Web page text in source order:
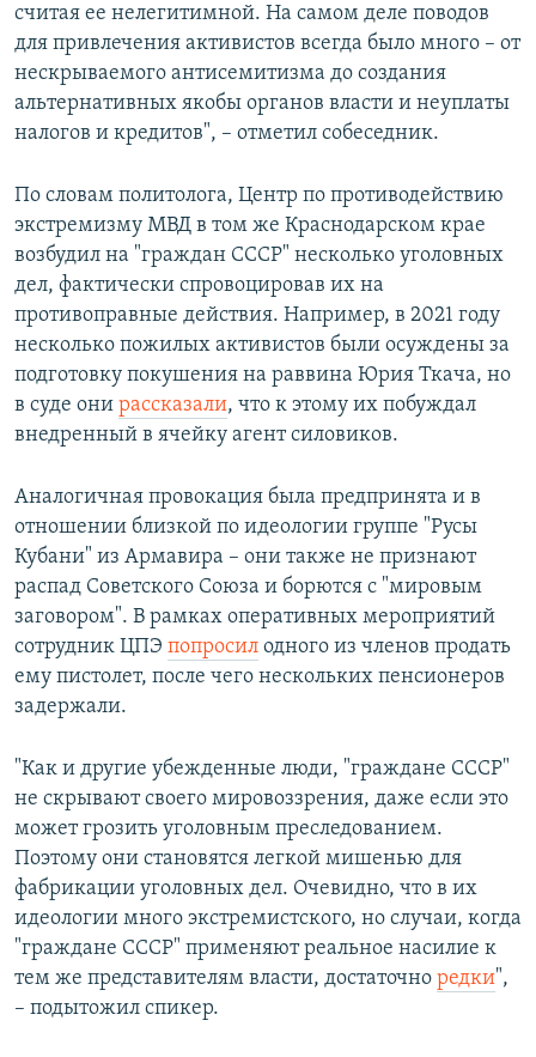
считая ее нелегитимной. На самом деле поводов
для привлечения активистов всегда было много – от
нескрываемого антисемитизма до создания
альтернативных якобы органов власти и неуплаты
налогов и кредитов", – отметил собеседник.
По словам политолога, Центр по противодействию
экстремизму МВД в том же Краснодарском крае
возбудил на "граждан СССР" несколько уголовных
дел, фактически спровоцировав их на
противоправные действия. Например, в 2021 году
несколько пожилых активистов были осуждены за
подготовку покушения на раввина Юрия Ткача, но
в суде они рассказали, что к этому их побуждал
внедренный в ячейку агент силовиков.
Аналогичная провокация была предпринята и в
отношении близкой по идеологии группе "Русы
Кубани" из Армавира – они также не признают
распад Советского Союза и борются с "мировым
заговором". В рамках оперативных мероприятий
сотрудник ЦПЭ попросил одного из членов продать
ему пистолет, после чего нескольких пенсионеров
задержали.
"Как и другие убежденные люди, "граждане СССР"
не скрывают своего мировоззрения, даже если это
может грозить уголовным преследованием.
Поэтому они становятся легкой мишенью для
фабрикации уголовных дел. Очевидно, что в их
идеологии много экстремистского, но случаи, когда
"граждане СССР" применяют реальное насилие к
тем же представителям власти, достаточно редки",
– подытожил спикер.